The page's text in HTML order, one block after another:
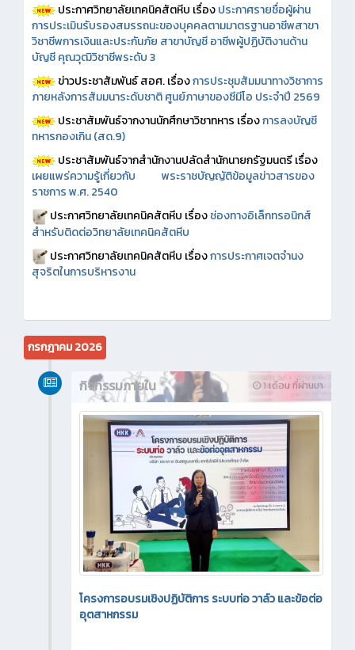
ประกาศวิทยาลัยเทคนิคสัตหีบ เรื่องประกาศรายชื่อผู้ผ่าน
การประเมินรับรองสมรรถนะของบุคคลตามมาตรฐานอาชีพสาขา
วิชาชีพการเงินและประกันภัย สาขาบัญชี อาชีพผู้ปฏิบัติงานด้าน
บัญชี คุณวุฒิวิชาชีพระดับ 3
ข่าวประชาสัมพันธ์ สอศ.เรื่องการประชุมสัมมนาทางวิชาการ
ภายหลังการสัมมนาระดับชาติ ศูนย์ภาษาของซีมีโอ ประจำปี 2569
ประชาสัมพันธ์จากงานนักศึกษาวิชาทหาร เรื่องการลงบัญชี
ทหารกองเกิน (สด.9)
ประชาสัมพันธ์จากสำนักงานปลัดสำนักนายกรัฐมนตรี เรื่อง
เผยแพร่ความรู้เกี่ยวกับ พระราชบัญญัติข้อมูลข่าวสารของ
ราชการ พ.ศ. 2540
ประกาศวิทยาลัยเทคนิคสัตหีบ เรื่องช่องทางอิเล็กทรอนิกส์
สำหรับติดต่อวิทยาลัยเทคนิคสัตหีบ
ประกาศวิทยาลัยเทคนิคสัตหีบ เรื่องการประกาศเจตจำนง
สุจริตในการบริหารงาน
กรกฎาคม 2026
1 เดือน ที่ผ่านมา
กิจกรรมภายใน
โครงการอบรมเชิงปฏิบัติการ ระบบท่อ วาล์ว และข้อต่อ
อุตสาหกรรม